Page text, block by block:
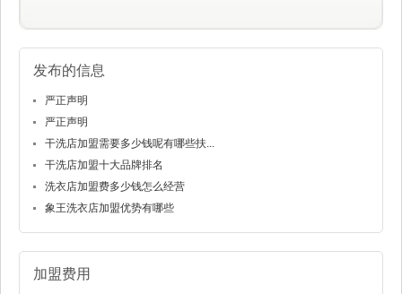
发布的信息
严正声明
严正声明
干洗店加盟需要多少钱呢有哪些扶...
干洗店加盟十大品牌排名
洗衣店加盟费多少钱怎么经营
象王洗衣店加盟优势有哪些
加盟费用